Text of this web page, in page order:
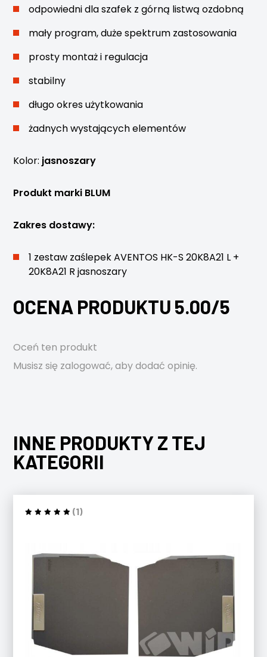
odpowiedni dla szafek z górną listwą ozdobną
mały program, duże spektrum zastosowania
prosty montaż i regulacja
stabilny
długo okres użytkowania
żadnych wystających elementów
Kolor: jasnoszary
Produkt marki BLUM
Zakres dostawy:
1 zestaw zaślepek AVENTOS HK-S 20K8A21 L +
20K8A21 R jasnoszary
OCENA PRODUKTU 5.00/5
Oceń ten produkt
Musisz się zalogować, aby dodać opinię.
INNE PRODUKTY Z TEJ
KATEGORII
(1)